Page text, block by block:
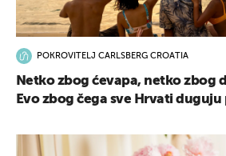
POKROVITELJ CARLSBERG CROATIA
Netko zbog ćevapa, netko zbog
Evo zbog čega sve Hrvati duguju